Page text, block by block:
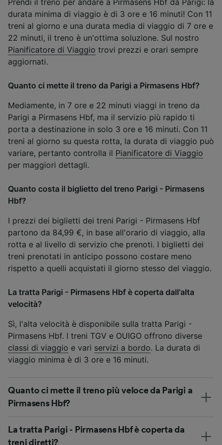
Prendi il treno per andare a Pirmasens Hbf da Parigi: la
durata minima di viaggio è di 3 ore e 16 minuti! Con 11
treni al giorno e una durata media di viaggio di 7 ore e
22 minuti, il treno è un'ottima soluzione. Sul nostro
Pianificatore di Viaggio trovi prezzi e orari sempre
aggiornati.
Quanto ci mette il treno da Parigi a Pirmasens Hbf?
Mediamente, in 7 ore e 22 minuti viaggi in treno da
Parigi a Pirmasens Hbf, ma il servizio più rapido ti
porta a destinazione in solo 3 ore e 16 minuti. Con 11
treni al giorno su questa rotta, la durata di viaggio può
variare, pertanto controlla il Pianificatore di Viaggio
per maggiori dettagli.
Quanto costa il biglietto del treno Parigi - Pirmasens
Hbf?
I prezzi dei biglietti dei treni Parigi - Pirmasens Hbf
partono da 84,99 €, in base all'orario di viaggio, alla
rotta e al livello di servizio che prenoti. I biglietti dei
treni prenotati in anticipo possono costare meno
rispetto a quelli acquistati il giorno stesso del viaggio.
La tratta Parigi - Pirmasens Hbf è coperta dall'alta
velocità?
Sì, l'alta velocità è disponibile sulla tratta Parigi -
Pirmasens Hbf. I treni TGV e OUIGO offrono diverse
classi di viaggio e vari servizi a bordo. La durata di
viaggio minima è di 3 ore e 16 minuti.
Quanto ci mette il treno più veloce da Parigi a
Pirmasens Hbf?
La tratta Parigi - Pirmasens Hbf è coperta da
treni diretti?